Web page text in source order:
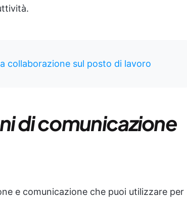
collaborazione sul posto di lavoro
di comunicazione
e comunicazione che puoi utilizzare per